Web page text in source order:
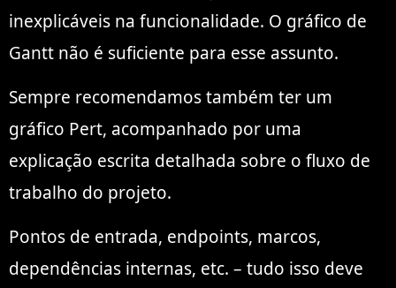
inexplicáveis ​​na funcionalidade. O gráfico de
Gantt não é suficiente para esse assunto.
Sempre recomendamos também ter um
gráfico Pert, acompanhado por uma
explicação escrita detalhada sobre o fluxo de
trabalho do projeto.
Pontos de entrada, endpoints, marcos,
dependências internas, etc. – tudo isso deve